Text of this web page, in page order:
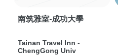
南筑雅室-成功大學
Tainan Travel Inn -
ChengGong Univ